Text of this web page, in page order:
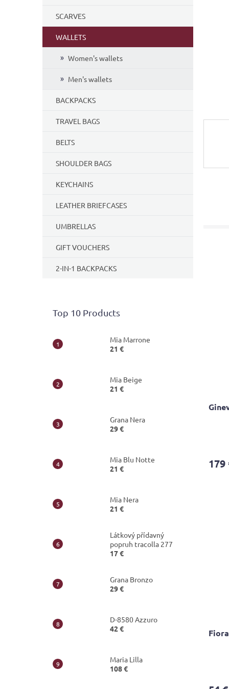
SCARVES
WALLETS
Women's wallets
Men's wallets
BACKPACKS
TRAVEL BAGS
BELTS
SHOULDER BAGS
KEYCHAINS
LEATHER BRIEFCASES
UMBRELLAS
GIFT VOUCHERS
2-IN-1 BACKPACKS
Top 10 Products
Mia Marrone
21 €
Mia Beige
21 €
Grana Nera
29 €
Mia Blu Notte
21 €
Mia Nera
21 €
Látkový přídavný
popruh tracolla 277
17 €
Grana Bronzo
29 €
D-8580 Azzuro
42 €
Maria Lilla
108 €
rating
179